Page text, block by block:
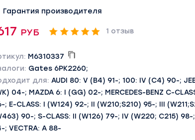
Гарантия производителя
руб 1 отзыв
M6310337
Gates 6PK2260;
для: AUDI 80: V (B4) 91-; 100: IV (C4) 90-;
04-; MAZDA 6: I (GG) 02-; MERCEDES-BENZ C-
; E-CLASS: I (W124) 92-; II (W210;S210) 95-; III
90-; S-CLASS: II (W126) 79-; IV (W220; C215) 98-
; VECTRA: A 88-